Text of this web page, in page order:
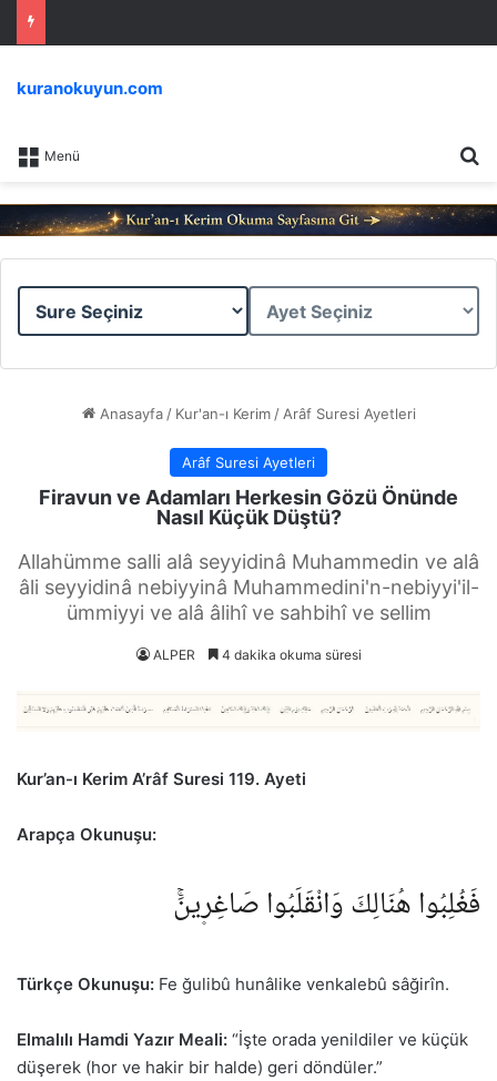
Menü
kuranokuyun.com
Sure
Ayet
Anasayfa / Kur'an-ı Kerim / Arâf Suresi Ayetleri
Arâf Suresi Ayetleri
Firavun ve Adamları Herkesin Gözü Önünde
Nasıl Küçük Düştü?
Allahümme salli alâ seyyidinâ Muhammedin ve alâ
âli seyyidinâ nebiyyinâ Muhammedini'n-nebiyyi'il-
ümmiyyi ve alâ âlihî ve sahbihî ve sellim
ALPER 4 dakika okuma süresi
Kur’an-ı Kerim A’râf Suresi 119. Ayeti
Arapça Okunuşu:
فَغُلِبُوا هُنَالِكَ وَانْقَلَبُوا صَاغِر۪ينَۚ
Türkçe Okunuşu: Fe ğulibû hunâlike venkalebû sâğirîn.
Elmalılı Hamdi Yazır Meali: “İşte orada yenildiler ve küçük
düşerek (hor ve hakir bir halde) geri döndüler.”